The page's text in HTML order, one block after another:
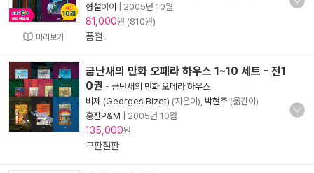
미리보기
형설아이
2005년 10월
81,000원 (810원)
품절
금난새의 만화 오페라 하우스 1~10 세트 - 전1
0권 - 금난새의 만화 오페라 하우스
비제 (Georges Bizet) (지은이), 박현주 (옮긴이)
홍진P&M
2005년 10월
135,000원
구판절판